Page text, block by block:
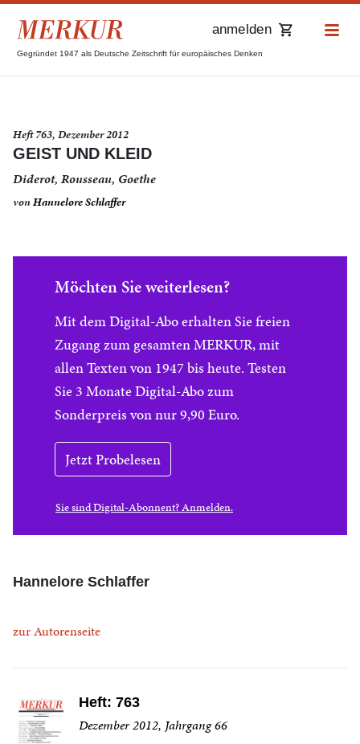
Gegründet 1947 als Deutsche Zeitschrift für europäisches Denken
anmelden
Heft 763, Dezember 2012
GEIST UND KLEID
Diderot, Rousseau, Goethe
vonHannelore Schlaffer
Möchten Sie weiterlesen?
Mit dem Digital-Abo erhalten Sie freien
Zugang zum gesamten MERKUR, mit
allen Texten von 1947 bis heute. Testen
Sie 3 Monate Digital-Abo zum
Sonderpreis von nur 9,90 Euro.
Jetzt Probelesen
Sie sind Digital-Abonnent? Anmelden.
Hannelore Schlaffer
zur Autorenseite
Heft: 763
Dezember 2012, Jahrgang 66